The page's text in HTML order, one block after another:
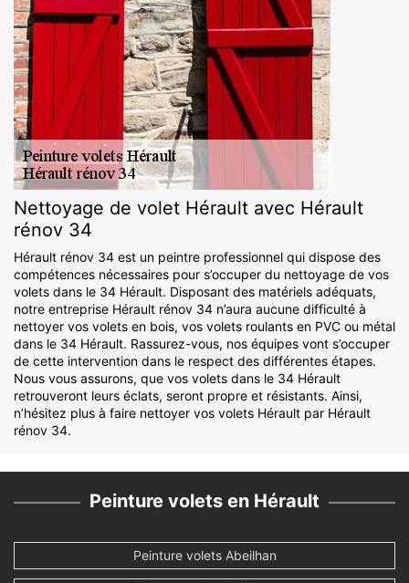
Nettoyage de volet Hérault avec Hérault
rénov 34
Hérault rénov 34 est un peintre professionnel qui dispose des
compétences nécessaires pour s’occuper du nettoyage de vos
volets dans le 34 Hérault. Disposant des matériels adéquats,
notre entreprise Hérault rénov 34 n’aura aucune difficulté à
nettoyer vos volets en bois, vos volets roulants en PVC ou métal
dans le 34 Hérault. Rassurez-vous, nos équipes vont s’occuper
de cette intervention dans le respect des différentes étapes.
Nous vous assurons, que vos volets dans le 34 Hérault
retrouveront leurs éclats, seront propre et résistants. Ainsi,
n’hésitez plus à faire nettoyer vos volets Hérault par Hérault
rénov 34.
Peinture volets en Hérault
Peinture volets Abeilhan